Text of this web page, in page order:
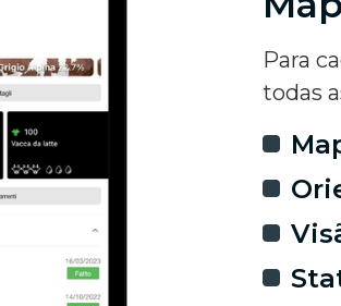
Para
todas